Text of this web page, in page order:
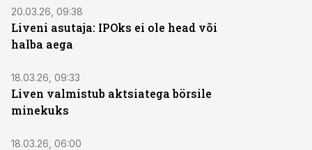
20.03.26, 09:38
Liveni asutaja: IPOks ei ole head või
halba aega
18.03.26, 09:33
Liven valmistub aktsiatega börsile
minekuks
18.03.26, 06:00